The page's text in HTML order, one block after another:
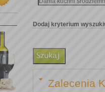
Dodaj kryterium
Zalecenia